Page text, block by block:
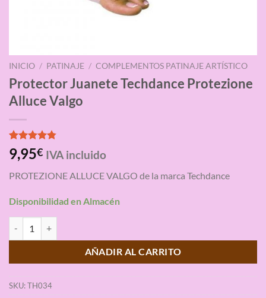
INICIO / PATINAJE / COMPLEMENTOS PATINAJE ARTÍSTICO
Protector Juanete Techdance Protezione
Alluce Valgo
Valorado
con4.75
base a
4
de clientes
9,95€ IVA incluido
PROTEZIONE ALLUCE VALGO de la marca Techdance
Disponibilidad en Almacén
AÑADIR AL CARRITO
SKU:TH034